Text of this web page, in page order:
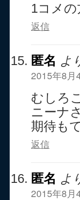
1コメ
返信
匿名 よ
2015年8月
むしろ
ニーナ
期待も
返信
匿名 よ
2015年8月